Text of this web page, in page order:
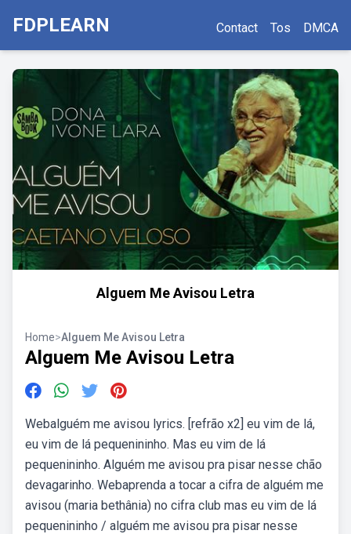
FDPLEARN Contact Tos DMCA
Alguem Me Avisou Letra
Home>Alguem Me Avisou Letra
Alguem Me Avisou Letra
Webalguém me avisou lyrics. [refrão x2] eu vim de lá,
eu vim de lá pequenininho. Mas eu vim de lá
pequenininho. Alguém me avisou pra pisar nesse chão
devagarinho. Webaprenda a tocar a cifra de alguém me
avisou (maria bethânia) no cifra club mas eu vim de lá
pequenininho / alguém me avisou pra pisar nesse